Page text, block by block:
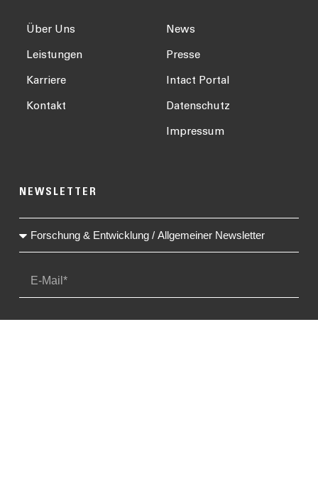
Über Uns
Leistungen
Karriere
Kontakt
News
Presse
Intact Portal
Datenschutz
Impressum
NEWSLETTER